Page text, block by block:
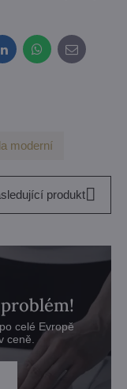
LinkedInWhatsApp
E-
mail
moderní
produkt
celé Evropě
ceně.